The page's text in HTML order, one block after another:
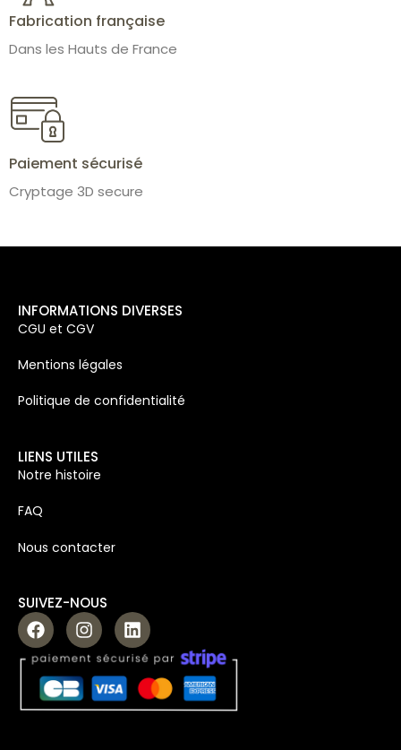
Fabrication française
Dans les Hauts de France
Paiement sécurisé
Cryptage 3D secure
INFORMATIONS DIVERSES
CGU et CGV
Mentions légales
Politique de confidentialité
LIENS UTILES
Notre histoire
FAQ
Nous contacter
SUIVEZ-NOUS